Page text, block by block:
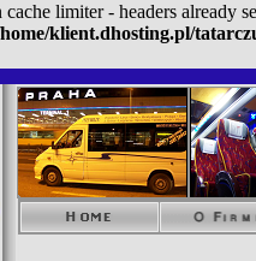
cache limiter - headers
klient.dhosting.pl/